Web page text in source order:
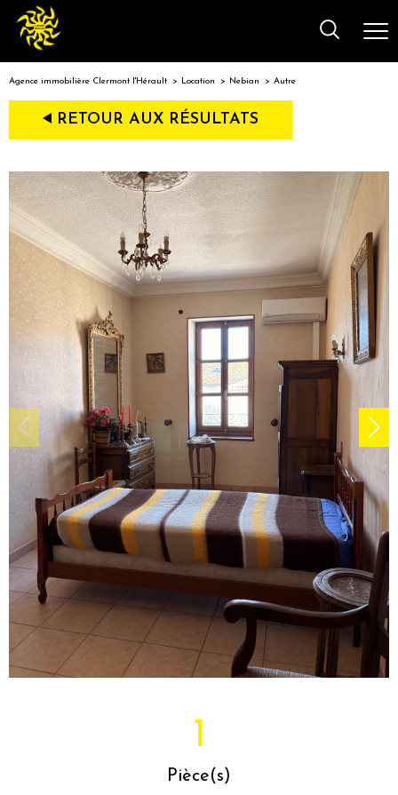
Agence immobilière Clermont l'Hérault Location Nebian Autre
RETOUR AUX RÉSULTATS
1
Pièce(s)